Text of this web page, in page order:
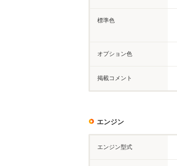
標準色
オプション色
掲載コメント
エンジン
エンジン型式